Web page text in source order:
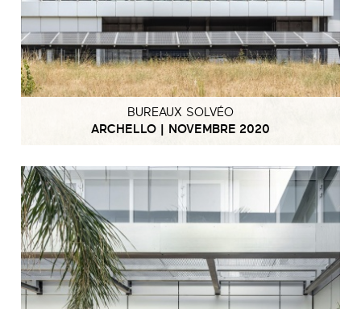
BUREAUX SOLVÉO
ARCHELLO | NOVEMBRE 2020